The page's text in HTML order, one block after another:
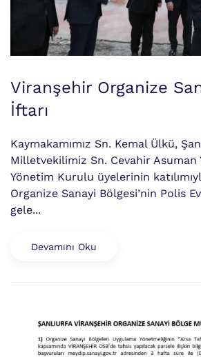
Viranşehir Organize
İftarı
Kaymakamımız Sn. Kemal Ülkü,
Milletvekilimiz Sn. Cevahir Asuman
Yönetim Kurulu üyelerinin
Organize Sanayi Bölgesi’nin Polis
gele...
Devamını Oku